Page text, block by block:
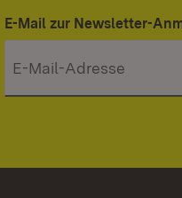
E-Mail zur Newsletter-